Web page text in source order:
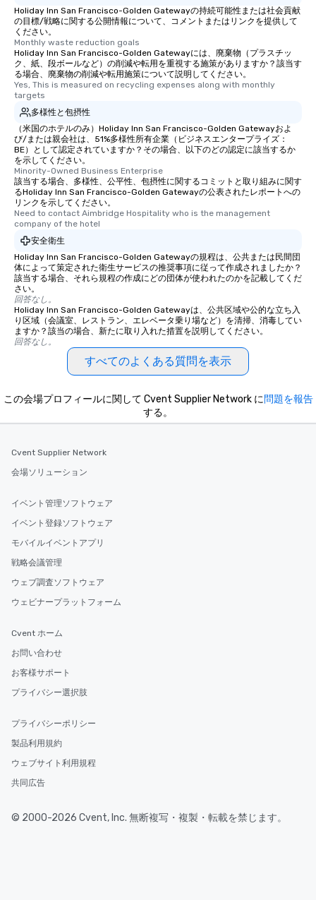
Holiday Inn San Francisco-Golden Gatewayの持続可能性または社会貢献
の目標/戦略に関する公開情報について、コメントまたはリンクを提供して
ください。
Monthly waste reduction goals
Holiday Inn San Francisco-Golden Gatewayには、廃棄物（プラスチッ
ク、紙、段ボールなど）の削減や転用を重視する施策がありますか？該当す
る場合、廃棄物の削減や転用施策について説明してください。
Yes, This is measured on recycling expenses along with monthly
targets
多様性と包摂性
（米国のホテルのみ）Holiday Inn San Francisco-Golden Gatewayおよ
び/または親会社は、51%多様性所有企業（ビジネスエンタープライズ：
BE）として認定されていますか？その場合、以下のどの認定に該当するか
を示してください。
Minority-Owned Business Enterprise
該当する場合、多様性、公平性、包摂性に関するコミットと取り組みに関す
るHoliday Inn San Francisco-Golden Gatewayの公表されたレポートへの
リンクを示してください。
Need to contact Aimbridge Hospitality who is the management
company of the hotel
安全衛生
Holiday Inn San Francisco-Golden Gatewayの規程は、公共または民間団
体によって策定された衛生サービスの推奨事項に従って作成されましたか？
該当する場合、それら規程の作成にどの団体が使われたのかを記載してくだ
さい。
回答なし。
Holiday Inn San Francisco-Golden Gatewayは、公共区域や公的な立ち入
り区域（会議室、レストラン、エレベータ乗り場など）を清掃、消毒してい
ますか？該当の場合、新たに取り入れた措置を説明してください。
回答なし。
すべてのよくある質問を表示
この会場プロフィールに関して Cvent Supplier Network に問題を報告
する。
Cvent Supplier Network
会場ソリューション
イベント管理ソフトウェア
イベント登録ソフトウェア
モバイルイベントアプリ
戦略会議管理
ウェブ調査ソフトウェア
ウェビナープラットフォーム
Cvent ホーム
お問い合わせ
お客様サポート
プライバシー選択肢
プライバシーポリシー
製品利用規約
ウェブサイト利用規程
共同広告
© 2000-2026 Cvent, Inc. 無断複写・複製・転載を禁じます。